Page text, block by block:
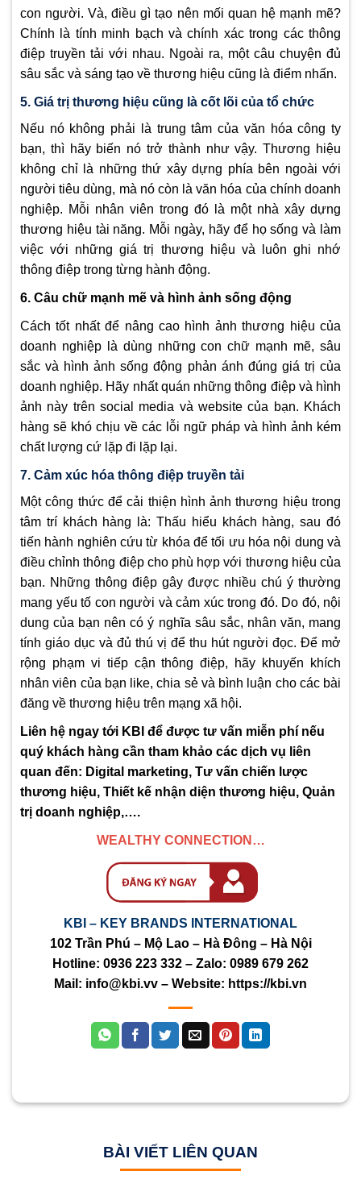
con người. Và, điều gì tạo nên mối quan hệ mạnh mẽ?
Chính là tính minh bạch và chính xác trong các thông
điệp truyền tải với nhau. Ngoài ra, một câu chuyện đủ
sâu sắc và sáng tạo về thương hiệu cũng là điểm nhấn.
5. Giá trị thương hiệu cũng là cốt lõi của tổ chức
Nếu nó không phải là trung tâm của văn hóa công ty
bạn, thì hãy biến nó trở thành như vậy. Thương hiệu
không chỉ là những thứ xây dựng phía bên ngoài với
người tiêu dùng, mà nó còn là văn hóa của chính doanh
nghiệp. Mỗi nhân viên trong đó là một nhà xây dựng
thương hiệu tài năng. Mỗi ngày, hãy để họ sống và làm
việc với những giá trị thương hiệu và luôn ghi nhớ
thông điệp trong từng hành động.
6. Câu chữ mạnh mẽ và hình ảnh sống động
Cách tốt nhất để nâng cao hình ảnh thương hiệu của
doanh nghiệp là dùng những con chữ mạnh mẽ, sâu
sắc và hình ảnh sống động phản ánh đúng giá trị của
doanh nghiệp. Hãy nhất quán những thông điệp và hình
ảnh này trên social media và website của bạn. Khách
hàng sẽ khó chịu về các lỗi ngữ pháp và hình ảnh kém
chất lượng cứ lặp đi lặp lại.
7. Cảm xúc hóa thông điệp truyền tải
Một công thức để cải thiện hình ảnh thương hiệu trong
tâm trí khách hàng là: Thấu hiểu khách hàng, sau đó
tiến hành nghiên cứu từ khóa để tối ưu hóa nội dung và
điều chỉnh thông điệp cho phù hợp với thương hiệu của
bạn. Những thông điệp gây được nhiều chú ý thường
mang yếu tố con người và cảm xúc trong đó. Do đó, nội
dung của bạn nên có ý nghĩa sâu sắc, nhân văn, mang
tính giáo dục và đủ thú vị để thu hút người đọc. Để mở
rộng phạm vi tiếp cận thông điệp, hãy khuyến khích
nhân viên của bạn like, chia sẻ và bình luận cho các bài
đăng về thương hiệu trên mạng xã hội.
Liên hệ ngay tới KBI để được tư vấn miễn phí nếu
quý khách hàng cần tham khảo các dịch vụ liên
quan đến: Digital marketing, Tư vấn chiến lược
thương hiệu, Thiết kế nhận diện thương hiệu, Quản
trị doanh nghiệp,….
WEALTHY CONNECTION…
KBI – KEY BRANDS INTERNATIONAL
102 Trần Phú – Mộ Lao – Hà Đông – Hà Nội
Hotline: 0936 223 332 – Zalo: 0989 679 262
Mail: info@kbi.vv – Website: https://kbi.vn
BÀI VIẾT LIÊN QUAN